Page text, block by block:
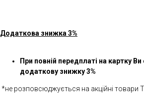
Додаткова знижка 3%
При повній передплаті на картку
додаткову знижку 3%
*не розповсюджується на акційні товари